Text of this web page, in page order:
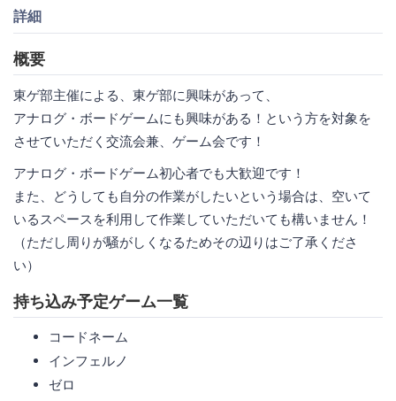
詳細
概要
東ゲ部主催による、東ゲ部に興味があって、
アナログ・ボードゲームにも興味がある！という方を対象を
させていただく交流会兼、ゲーム会です！
アナログ・ボードゲーム初心者でも大歓迎です！
また、どうしても自分の作業がしたいという場合は、空いて
いるスペースを利用して作業していただいても構いません！
（ただし周りが騒がしくなるためその辺りはご了承くださ
い）
持ち込み予定ゲーム一覧
コードネーム
インフェルノ
ゼロ